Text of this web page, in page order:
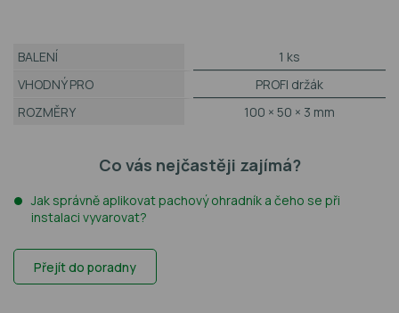
BALENÍ
1 ks
VHODNÝ PRO
PROFI držák
ROZMĚRY
100 × 50 × 3 mm
Co vás nejčastěji zajímá?
Jak správně aplikovat pachový ohradník a čeho se při
instalaci vyvarovat?
Přejít do poradny